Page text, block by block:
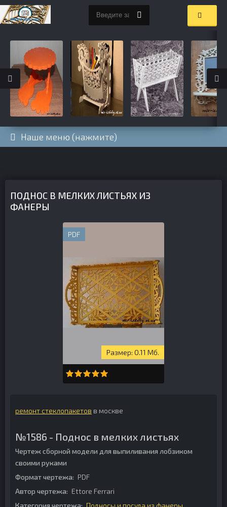
Наше меню (нажмите)
ПОДНОС В МЕЛКИХ ЛИСТЬЯХ ИЗ
ФАНЕРЫ
PDF
0.11 Мб.
ремонт стеклопакетов в москве
№1586 - Поднос в мелких листьях
Чертеж сборной модели для выпиливания лобзиком
своими руками
Формат чертежа: PDF
Автор чертежа: Ettore Ferrari
Категория чертежа: Подносы и посуда из фанеры